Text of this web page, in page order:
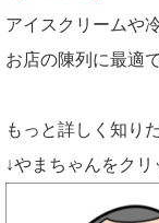
アイスクリームや
お店の陳列に最適で
もっと詳しく知り
↓やまちゃんをクリ